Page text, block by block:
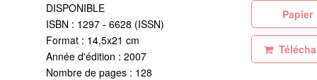
DISPONIBLE
ISBN : 1297 - 6628 (ISSN)
Format : 14,5x21 cm
Année d'édition : 2007
Nombre de pages : 128